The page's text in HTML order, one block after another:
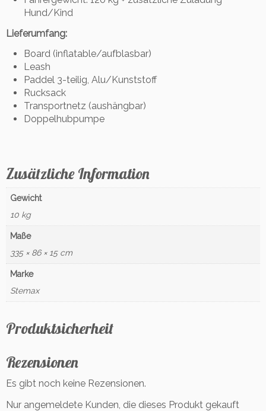
Hund/Kind
Lieferumfang:
Board (inflatable/aufblasbar)
Leash
Paddel 3-teilig, Alu/Kunststoff
Rucksack
Transportnetz (aushängbar)
Doppelhubpumpe
Zusätzliche Information
Gewicht
10 kg
Maße
335 × 86 × 15 cm
Marke
Stemax
Produktsicherheit
Rezensionen
Es gibt noch keine Rezensionen.
Nur angemeldete Kunden, die dieses Produkt gekauft